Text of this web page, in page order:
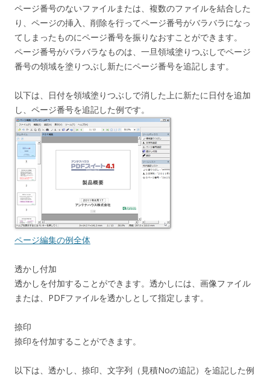
ページ番号のないファイルまたは、複数のファイルを結合した
り、ページの挿入、削除を行ってページ番号がバラバラになっ
てしまったものにページ番号を振りなおすことができます。
ページ番号がバラバラなものは、一旦領域塗りつぶしでページ
番号の領域を塗りつぶし新たにページ番号を追記します。
以下は、日付を領域塗りつぶしで消した上に新たに日付を追加
し、ページ番号を追記した例です。
ページ編集の例全体
透かし付加
透かしを付加することができます。透かしには、画像ファイル
または、PDFファイルを透かしとして指定します。
捺印
捺印を付加することができます。
以下は、透かし、捺印、文字列（見積Noの追記）を追記した例